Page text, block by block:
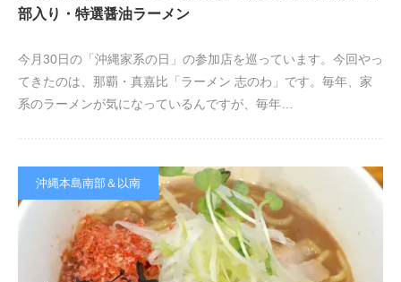
部入り・特選醤油ラーメン
今月30日の「沖縄家系の日」の参加店を巡っています。今回やっ
てきたのは、那覇・真嘉比「ラーメン 志のわ」です。毎年、家
系のラーメンが気になっているんですが、毎年…
沖縄本島南部＆以南